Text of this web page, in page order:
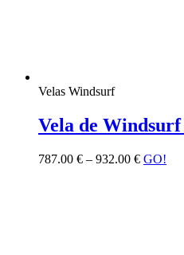
Velas Windsurf
Vela de
787.00 € – 932.00 € GO!